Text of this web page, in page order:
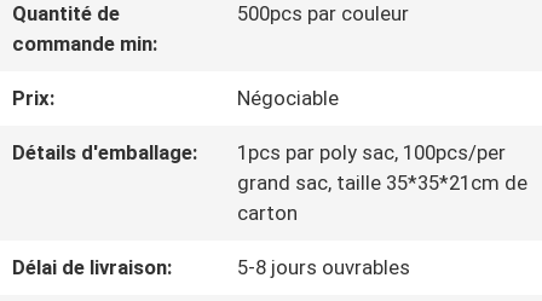
DE
LA
Quantité de
commande min:
500pcs par couleur
Prix: Négociable
Détails d'emballage:
1pcs par poly sac, 100pcs/per
grand sac, taille 35*35*21cm de
carton
Délai de livraison: 5-8 jours ouvrables